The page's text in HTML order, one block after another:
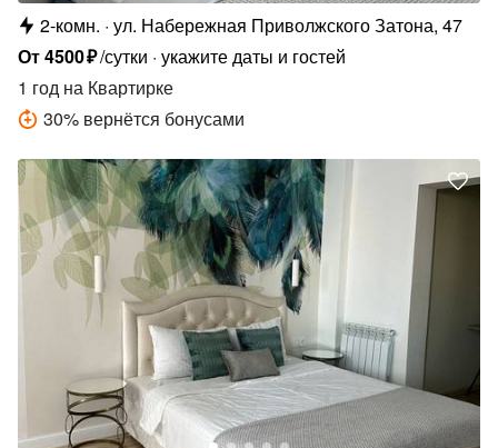
2-комн. ул. Набережная Приволжского Затона, 47
От4500₽/сутки укажите даты и гостей
1 год на Квартирке
30% вернётся бонусами